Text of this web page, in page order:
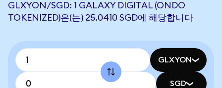
GLXYON/SGD: 1 GALAXY DIGITAL (ONDO
TOKENIZED)은(는) 25.0410 SGD에 해당합니다
GLXYON
SGD